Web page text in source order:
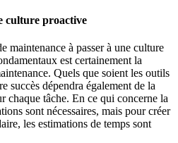
culture proactive
maintenance à passer à une culture
est certainement la
Quels que soient les outils
succès dépendra également de la
chaque tâche. En ce qui concerne la
sont nécessaires, mais pour créer
les estimations de temps sont